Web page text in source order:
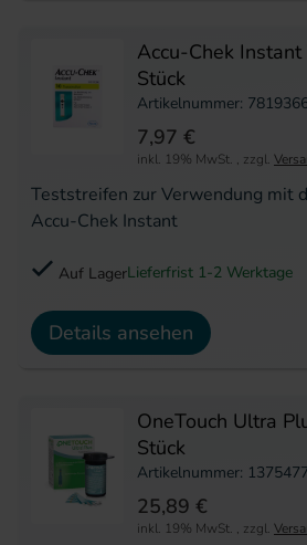
Accu-Chek
Stück
Artikelnummer:
Teststreifen zur Verwendung mit
Accu-Chek Instant
7,97 €
inkl. 19% MwSt. , zzgl.
Auf LagerLieferfrist 1-2 Werktage
Details ansehen
OneTouch Ultra
Stück
Artikelnummer:
25,89 €
inkl. 19% MwSt. , zzgl.